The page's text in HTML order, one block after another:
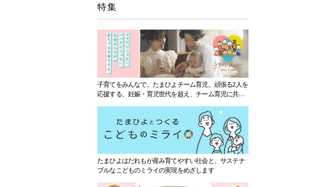
特集
子育てをみんなで。たまひよチーム育児。頑張る2人を
応援する、妊娠・育児世代を超え、チーム育児に共感
たまひよはだれもが産み育てやすい社会と、サステナ
ブルなこどものミライの実現をめざします